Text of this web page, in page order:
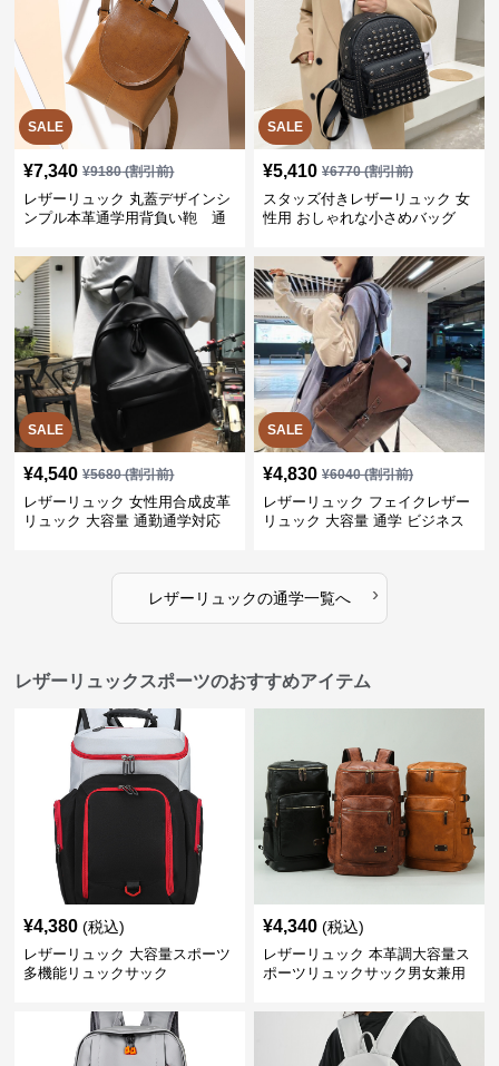
SALE
¥7,340 ¥9180(割引前)
レザーリュック 丸蓋デザインシ
ンプル本革通学用背負い鞄 通
SALE
¥5,410 ¥6770(割引前)
スタッズ付きレザーリュック 女
性用 おしゃれな小さめバッグ
SALE
¥4,540 ¥5680(割引前)
レザーリュック 女性用合成皮革
リュック 大容量 通勤通学対応
SALE
¥4,830 ¥6040(割引前)
レザーリュック フェイクレザー
リュック 大容量 通学 ビジネス
レザーリュックの通学一覧へ ›
レザーリュックスポーツのおすすめアイテム
¥4,380 (税込)
レザーリュック 大容量スポーツ
多機能リュックサック
¥4,340 (税込)
レザーリュック 本革調大容量ス
ポーツリュックサック男女兼用